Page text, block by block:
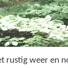
rustig weer en